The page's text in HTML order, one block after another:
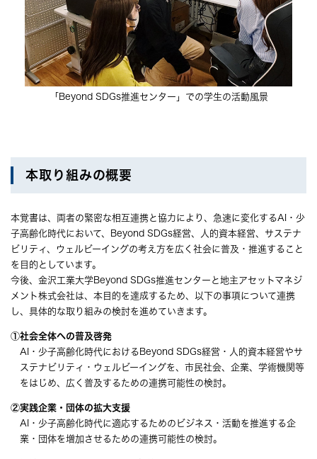
「Beyond SDGs推進センター」での学生の活動風景
本取り組みの概要
本覚書は、両者の緊密な相互連携と協力により、急速に変化するAI・少
子高齢化時代において、Beyond SDGs経営、人的資本経営、サステナ
ビリティ、ウェルビーイングの考え方を広く社会に普及・推進すること
を目的としています。
今後、金沢工業大学Beyond SDGs推進センターと地主アセットマネジ
メント株式会社は、本目的を達成するため、以下の事項について連携
し、具体的な取り組みの検討を進めていきます。
①社会全体への普及啓発
AI・少子高齢化時代におけるBeyond SDGs経営・人的資本経営やサ
ステナビリティ・ウェルビーイングを、市民社会、企業、学術機関等
をはじめ、広く普及するための連携可能性の検討。
②実践企業・団体の拡大支援
AI・少子高齢化時代に適応するためのビジネス・活動を推進する企
業・団体を増加させるための連携可能性の検討。